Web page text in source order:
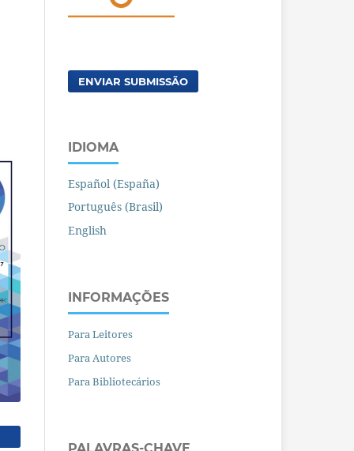
ENVIAR SUBMISSÃO
IDIOMA
Español (España)
Português (Brasil)
English
INFORMAÇÕES
Para Leitores
Para Autores
Para Bibliotecários